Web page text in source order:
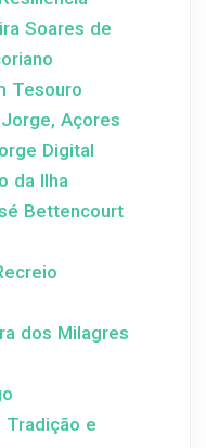
Soares de
Tesouro
Açores
Digital
da Ilha
Bettencourt
dos Milagres
Tradição e